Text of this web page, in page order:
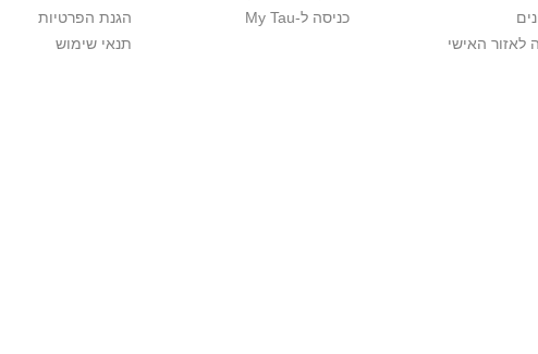
לאזור האישי
כניסה ל-My Tau
הגנת הפרטיות
תנאי שימוש